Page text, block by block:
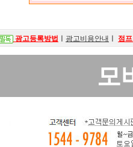
광고등록방법 광고비용안내 점
모